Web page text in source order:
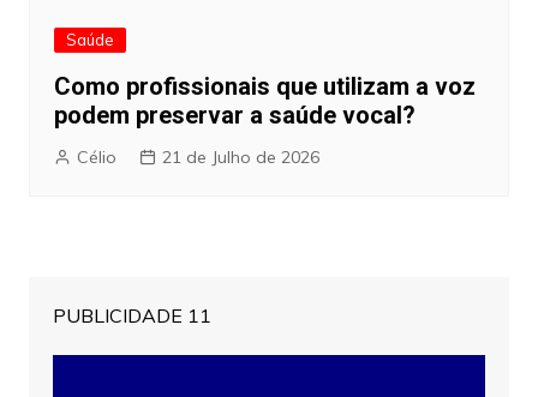
Saúde
Como profissionais que utilizam a voz
podem preservar a saúde vocal?
Célio 21 de Julho de 2026
PUBLICIDADE 11